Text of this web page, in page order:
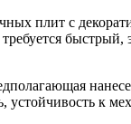
плит с
быстрый,
к